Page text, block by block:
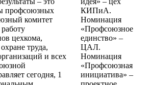
профсоюзных
комитет
работу
цехкома,
труда,
и всех
сегодня, 1
КИПиА.
Номинация
«Профсоюзное
единство» –
ЦАЛ.
Номинация
«Профсоюзная
инициатива» –